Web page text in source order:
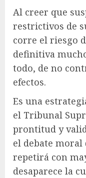
Al creer que
restrictivos de
corre el riesgo
definitiva
todo, de no
efectos.
Es una
el Tribunal
prontitud y
el debate moral
repetirá con
desaparece la